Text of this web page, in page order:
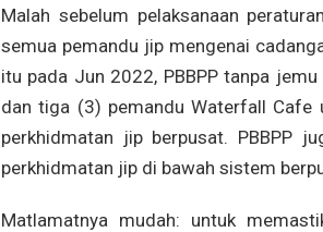
Malah sebelum pelaksanaan
semua pemandu jip mengenai
itu pada Jun 2022, PBBPP tanpa
dan tiga (3) pemandu Waterfall Cafe
perkhidmatan jip berpusat. PBBPP
perkhidmatan jip di bawah sistem
Matlamatnya mudah: untuk